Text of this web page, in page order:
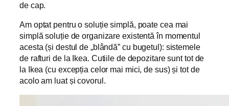
de cap.
Am optat pentru o soluție simplă, poate cea mai
simplă soluție de organizare existentă în momentul
acesta (și destul de „blândă” cu bugetul): sistemele
de rafturi de la Ikea. Cutiile de depozitare sunt tot de
la Ikea (cu excepția celor mai mici, de sus) și tot de
acolo am luat și covorul.